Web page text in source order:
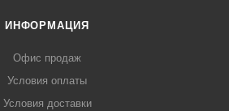
ИНФОРМАЦИЯ
Офис продаж
Условия оплаты
Условия доставки